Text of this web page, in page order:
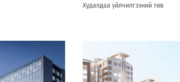
Худалдаа үйлчилгээний төв